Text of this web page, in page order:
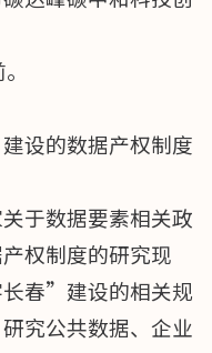
设的数据产权制度
于数据要素相关政
权制度的研究现
春”建设的相关规
究公共数据、企业